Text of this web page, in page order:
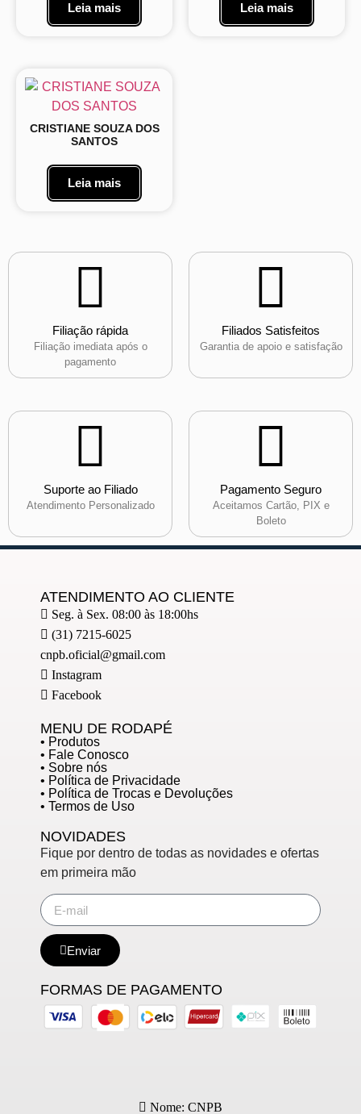
Leia mais Leia mais
CRISTIANE SOUZA DOS
SANTOS
Leia mais
Filiação rápida
Filiação imediata após o
pagamento
Filiados Satisfeitos
Garantia de apoio e satisfação
Suporte ao Filiado
Atendimento Personalizado
Pagamento Seguro
Aceitamos Cartão, PIX e
Boleto
ATENDIMENTO AO CLIENTE
Seg. à Sex. 08:00 às 18:00hs
(31) 7215-6025
cnpb.oficial@gmail.com
Instagram
Facebook
MENU DE RODAPÉ
• Produtos
• Fale Conosco
• Sobre nós
• Política de Privacidade
• Política de Trocas e Devoluções
• Termos de Uso
NOVIDADES
Fique por dentro de todas as novidades e ofertas
em primeira mão
Enviar
FORMAS DE PAGAMENTO
Nome: CNPB